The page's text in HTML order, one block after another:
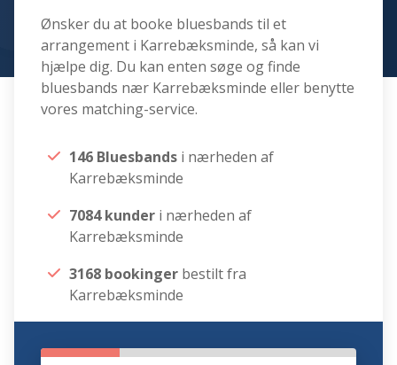
Ønsker du at booke bluesbands til et
arrangement i Karrebæksminde, så kan vi
hjælpe dig. Du kan enten søge og finde
bluesbands nær Karrebæksminde eller benytte
vores matching-service.
146 Bluesbands i nærheden af
Karrebæksminde
7084 kunder i nærheden af
Karrebæksminde
3168 bookinger bestilt fra
Karrebæksminde